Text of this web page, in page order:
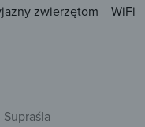
zwierzętom
WiFi
Supraśla